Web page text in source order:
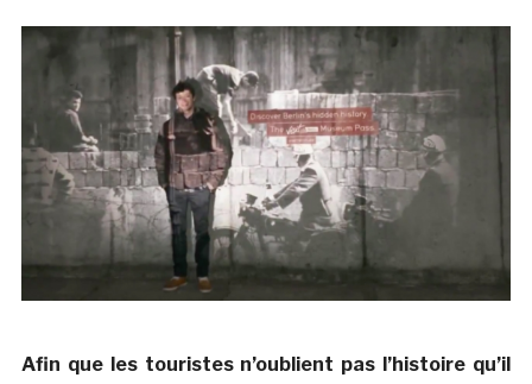
Afin que les touristes n’oublient pas l’histoire qu’il